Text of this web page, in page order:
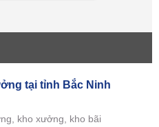
tại tỉnh Bắc Ninh
kho xưởng, kho bãi